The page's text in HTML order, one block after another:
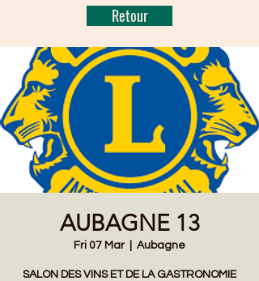
Retour
AUBAGNE 13
Fri 07 Mar
  |
Aubagne
SALON DES VINS ET DE LA GASTRONOMIE